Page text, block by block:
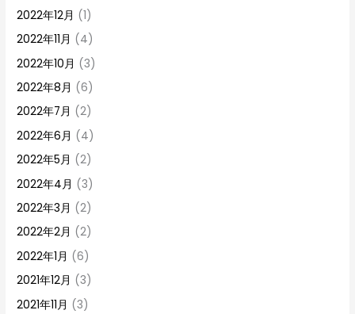
2022年12月 (1)
2022年11月 (4)
2022年10月 (3)
2022年8月 (6)
2022年7月 (2)
2022年6月 (4)
2022年5月 (2)
2022年4月 (3)
2022年3月 (2)
2022年2月 (2)
2022年1月 (6)
2021年12月 (3)
2021年11月 (3)